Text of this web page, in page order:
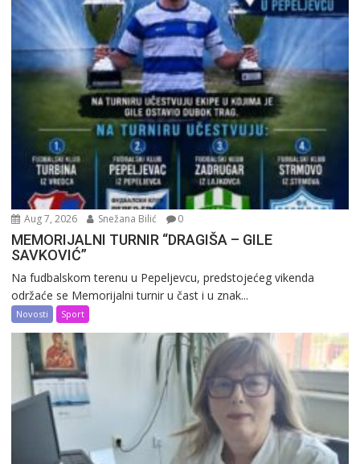
Aug 7, 2026 Snežana Bilić 0
MEMORIJALNI TURNIR “DRAGIŠA – GILE
SAVKOVIĆ”
Na fudbalskom terenu u Pepeljevcu, predstojećeg vikenda
održaće se Memorijalni turnir u čast i u znak...
Novosti Sport